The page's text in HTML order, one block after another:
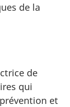
de la
de
qui
et